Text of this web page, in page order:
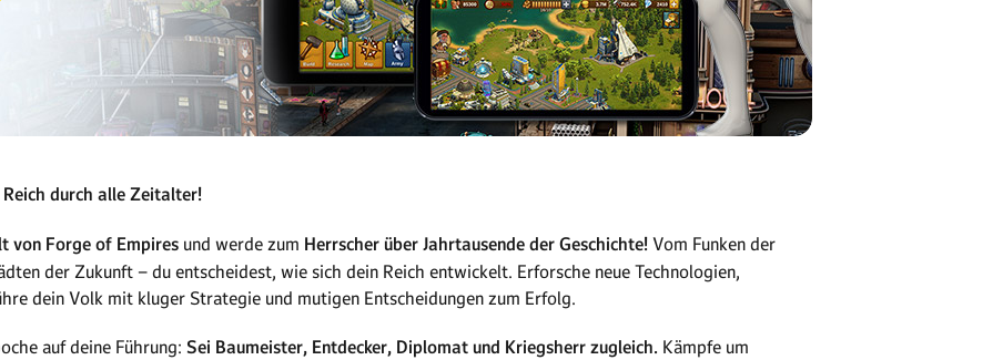
durch alle Zeitalter!
von Forge of Empires und werde zum Herrscher über Jahrtausende der Geschichte! Vom Funken der
der Zukunft – du entscheidest, wie sich dein Reich entwickelt. Erforsche neue Technologien,
dein Volk mit kluger Strategie und mutigen Entscheidungen zum Erfolg.
auf deine Führung: Sei Baumeister, Entdecker, Diplomat und Kriegsherr zugleich. Kämpfe um